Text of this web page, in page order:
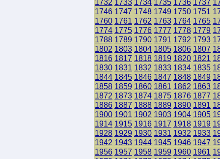
1732 1733 1734 1735 1736 1737
1746 1747 1748 1749 1750 1751
1760 1761 1762 1763 1764 1765
1774 1775 1776 1777 1778 1779
1788 1789 1790 1791 1792 1793
1802 1803 1804 1805 1806 1807
1816 1817 1818 1819 1820 1821
1830 1831 1832 1833 1834 1835
1844 1845 1846 1847 1848 1849
1858 1859 1860 1861 1862 1863
1872 1873 1874 1875 1876 1877
1886 1887 1888 1889 1890 1891
1900 1901 1902 1903 1904 1905
1914 1915 1916 1917 1918 1919
1928 1929 1930 1931 1932 1933
1942 1943 1944 1945 1946 1947
1956 1957 1958 1959 1960 1961